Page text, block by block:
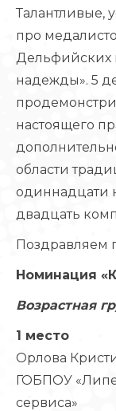
Талантливые,
про
Дельфийских
надежды». 5
настоящего
области
одиннадцати
двадцать
Поздравляем
Номинация
Возрастная
1 место
Орлова
ГОБПОУ
сервиса»